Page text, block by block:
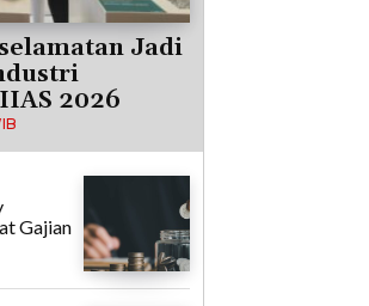
Jadi
2026
Gajian